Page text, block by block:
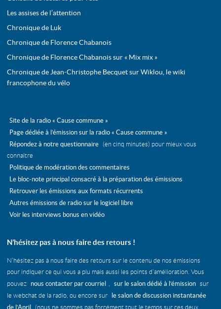
Les assises de l’attention
Chronique de Luk
Chronique de Florence Chabanois
Chronique de Florence Chabanois sur « Mix mix »
Chronique de Jean-Christophe Becquet sur Wiklou, le wiki
francophone du vélo
Site de la radio « Cause commune »
Page dédiée à l’émission sur la radio « Cause commune »
Répondez à notre questionnaire
(en cinq minutes) pour mieux vous
connaître
Politique de modération des commentaires
Le bloc-note principal consacré à la préparation des émissions
Retrouver les émissions aux formats récurrents
Autres émissions de radio sur le logiciel libre
Voir les interviews bonus en vidéo
N’hésitez pas à nous faire des retours !
N’hésitez pas à nous faire des retours sur le contenu de nos émissions
pour indiquer ce qui vous a plu mais aussi les points d’amélioration. Vous
pouvez
nous contacter par courriel , sur le salon dédié à l’émission sur
le webchat de la radio, ou encore sur
le salon de discussion instantanée
de l’April
(nous ne sommes pas forcément tout le temps sur ces deux